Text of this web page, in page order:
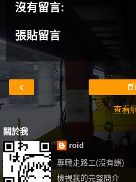
沒有留言:
張貼留言
‹ 首
查看
關於我
roid
專職走路工(沒有誤)
檢視我的完整簡介